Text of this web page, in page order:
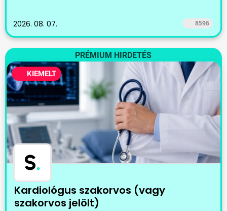
2026. 08. 07. 8596
PRÉMIUM HIRDETÉS
KIEMELT
S.
Kardiológus szakorvos (vagy
szakorvos jelölt)